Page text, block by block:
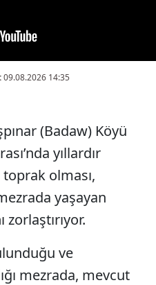
09.08.2026 14:35
(Badaw) Köyü
yıllardır
olması,
yaşayan
zorlaştırıyor.
ve
mezrada, mevcut